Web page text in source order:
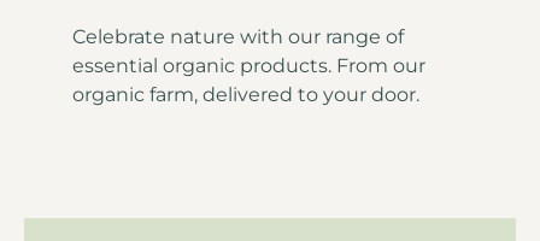
Celebrate nature with our range of
essential organic products. From our
organic farm, delivered to your door.